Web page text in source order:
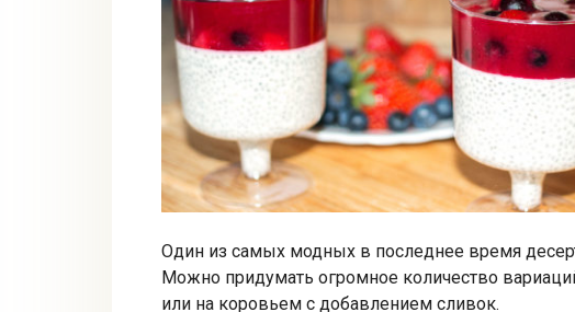
Один из самых модных в последнее время
Можно придумать огромное количество
или на коровьем с добавлением сливок.